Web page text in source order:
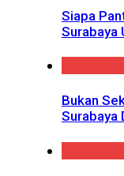
Siapa
Surabaya
Bukan
Surabaya